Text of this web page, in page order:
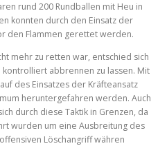
rund 200 Rundballen mit Heu in
konnten durch den Einsatz der
den Flammen gerettet werden.
mehr zu retten war, entschied sich
abbrennen zu lassen. Mit
des Einsatzes der Kräfteansatz
heruntergefahren werden. Auch
durch diese Taktik in Grenzen, da
wurden um eine Ausbreitung des
Löschangriff währen